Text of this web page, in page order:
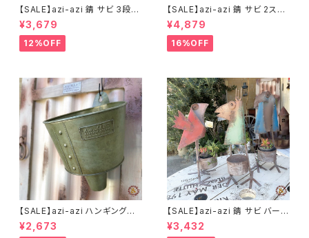
【SALE】azi-azi 錆 サビ 3段シ
ャビー プランター
¥3,679
12%OFF
【SALE】azi-azi 錆 サビ 2ステ
ップ プランター
¥4,879
16%OFF
【SALE】azi-azi ハンギングブ
リキ漏斗プランターB
¥2,673
【SALE】azi-azi 錆 サビ バード
メタルプランター
¥3,432